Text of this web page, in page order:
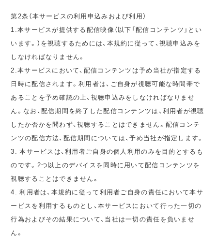
第2条（本サービスの利用申込みおよび利用）
1.本サービスが提供する配信映像（以下「配信コンテンツ」とい
います。）を視聴するためには、本規約に従って、視聴申込みを
しなければなりません。
2.本サービスにおいて、配信コンテンツは予め当社が指定する
日時に配信されます。利用者は、ご自身が視聴可能な時間帯で
あることを予め確認の上、視聴申込みをしなければなりませ
ん。なお、配信期間を終了した配信コンテンツは、利用者が視聴
したか否かを問わず、視聴することはできません。配信コンテ
ンツの配信方法、配信期間については、予め当社が指定します。
3. 本サービスは、利用者ご自身の個人利用のみを目的とするも
のです。2つ以上のデバイスを同時に用いて配信コンテンツを
視聴することはできません。
4. 利用者は、本規約に従って利用者ご自身の責任において本サ
ービスを利用するものとし、本サービスにおいて行った一切の
行為およびその結果について、当社は一切の責任を負いませ
ん。